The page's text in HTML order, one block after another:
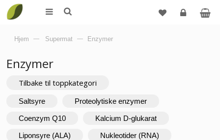
Hjem — Supermat — Enzymer
Enzymer
Tilbake til toppkategori
Saltsyre Proteolytiske enzymer
Coenzym Q10 Kalcium D-glukarat
Liponsyre (ALA) Nukleotider (RNA)